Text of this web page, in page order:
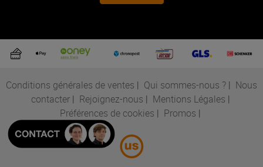
Conditions générales de ventes | Qui sommes-nous ? | Nous
contacter| Rejoignez-nous | Mentions Légales |
Préférences de cookies | Promos |